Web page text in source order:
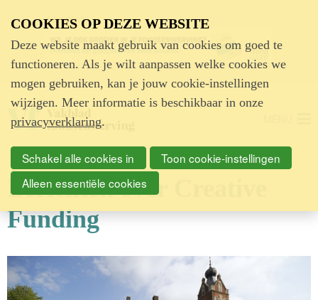
Advertentie
Berichten over Creative
Funding
COOKIES OP DEZE WEBSITE
Deze website maakt gebruik van cookies om goed te
functioneren. Als je wilt aanpassen welke cookies we
mogen gebruiken, kan je jouw cookie-instellingen
wijzigen. Meer informatie is beschikbaar in onze
privacyverklaring.
Schakel alle cookies in
Toon cookie-instellingen
Alleen essentiële cookies